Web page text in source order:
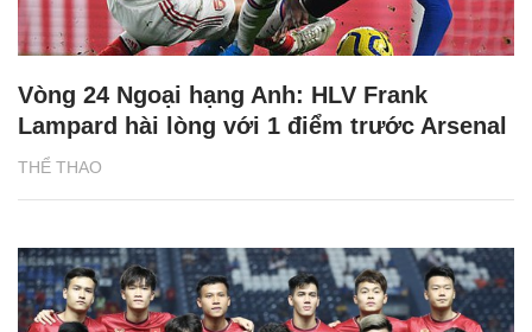
THỂ THAO
Vòng 24 Ngoại hạng Anh: HLV Frank
Lampard hài lòng với 1 điểm trước Arsenal